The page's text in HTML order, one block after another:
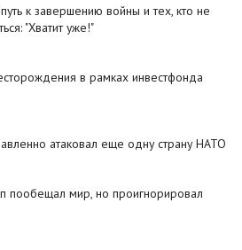
к завершению войны и тех, кто не
"Хватит уже!"
в рамках инвестфонда
атаковал еще одну страну НАТО
пообещал мир, но проигнорировал